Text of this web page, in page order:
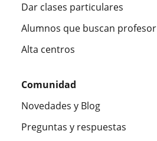
Dar clases particulares
Alumnos que buscan profesor
Alta centros
Comunidad
Novedades y Blog
Preguntas y respuestas